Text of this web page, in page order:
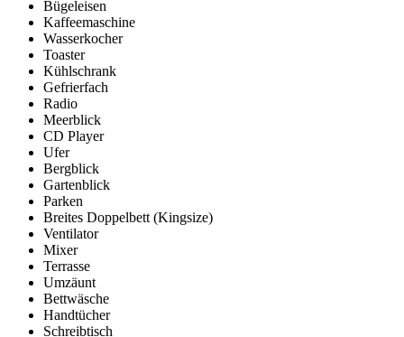
Bügeleisen
Kaffeemaschine
Wasserkocher
Toaster
Kühlschrank
Gefrierfach
Radio
Meerblick
CD Player
Ufer
Bergblick
Gartenblick
Parken
Breites Doppelbett (Kingsize)
Ventilator
Mixer
Terrasse
Umzäunt
Bettwäsche
Handtücher
Schreibtisch